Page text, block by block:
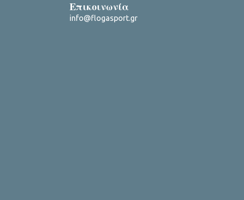
Επικοινωνία
info@flogasport.gr